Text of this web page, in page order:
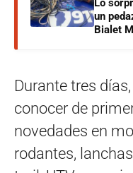
Lo
un
Bialet
Durante tres
conocer de
novedades en
rodantes,